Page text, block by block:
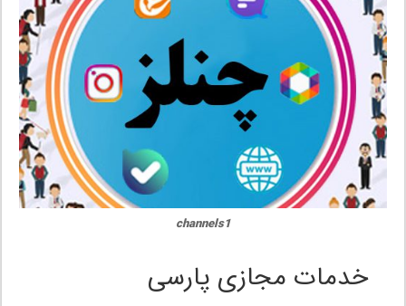
channels1
خدمات مجازی پارسی